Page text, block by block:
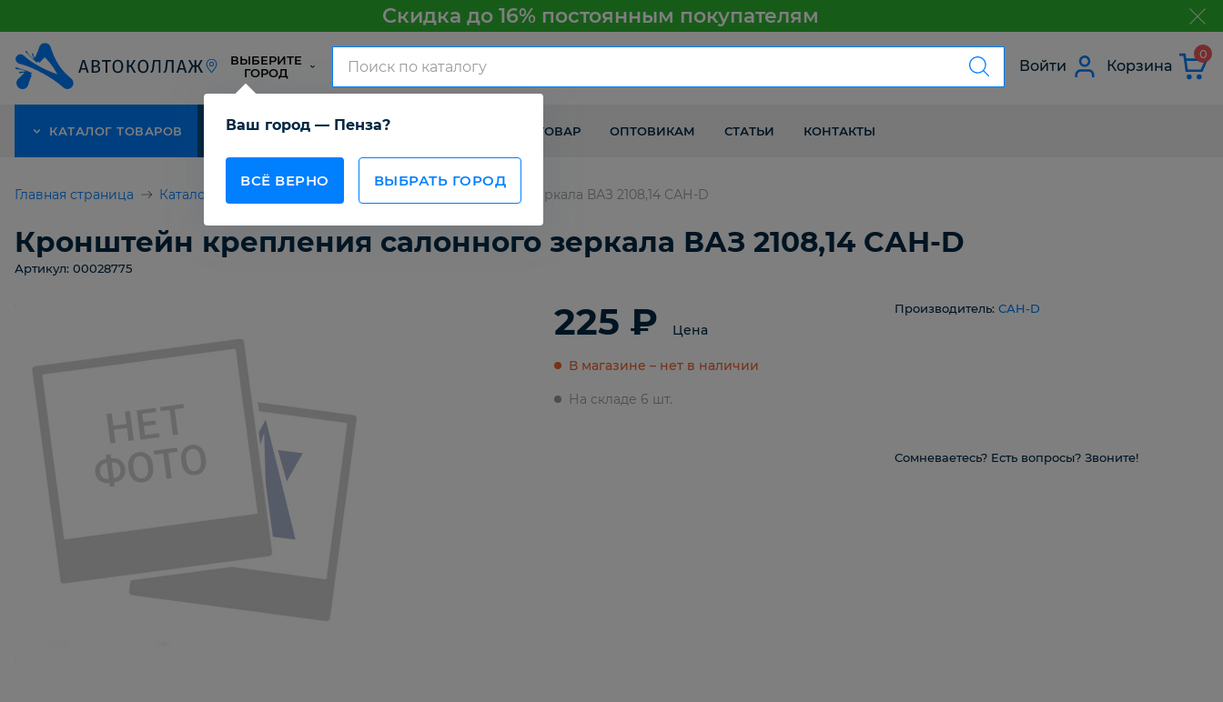
Скидка до 16% постоянным покупателям
ВЫБЕРИТЕ
ГОРОД
Ваш город — Пенза?
ВСЁ ВЕРНО ВЫБРАТЬ ГОРОД
Войти Корзина
0
КАТАЛОГ ТОВАРОВ АКЦИЯ О КОМПАНИИ КАК ПОЛУЧИТЬ ТОВАР ОПТОВИКАМ СТАТЬИ КОНТАКТЫ
Главная страница Каталог товаров Кронштейн крепления салонного зеркала ВАЗ 2108,14 САН-D
Кронштейн крепления салонного зеркала ВАЗ 2108,14 САН-D
Артикул: 00028775
225 ₽ Цена
В магазине – нет в наличии
На складе 6 шт.
Производитель: САН-D
Сомневаетесь? Есть вопросы? Звоните!